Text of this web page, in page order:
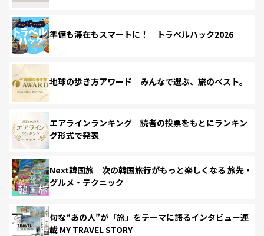
準備も滞在もスマートに！ トラベルハック2026
地球の歩き方アワード みんなで選ぶ、旅のベスト。
エアラインランキング 読者の投票をもとにランキン
グ形式で発表
Next韓国旅 次の韓国旅行がもっと楽しくなる 旅先・
グルメ・テクニック
旬な“あの人”が「旅」をテーマに語るインタビュー連
載 MY TRAVEL STORY